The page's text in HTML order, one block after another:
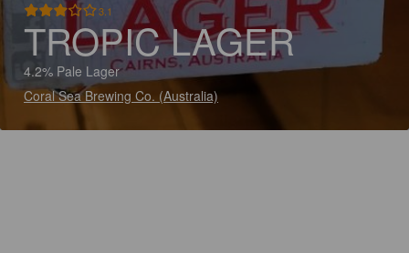
3.1
TROPIC LAGER
4.2% Pale Lager
Coral Sea Brewing Co. (Australia)